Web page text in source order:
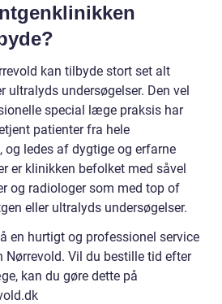
kan tilbyde stort set alt
ultralyds undersøgelser. Den vel
special læge praksis har
patienter fra hele
og ledes af dygtige og erfarne
er klinikken befolket med såvel
og radiologer som med top of
eller ultralyds undersøgelser.
en hurtigt og professionel service
Nørrevold. Vil du bestille tid efter
kan du gøre dette på